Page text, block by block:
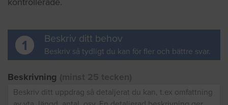
1 Beskriv ditt behov
Beskriv så tydligt du kan för fler och bättre svar.
Beskrivning